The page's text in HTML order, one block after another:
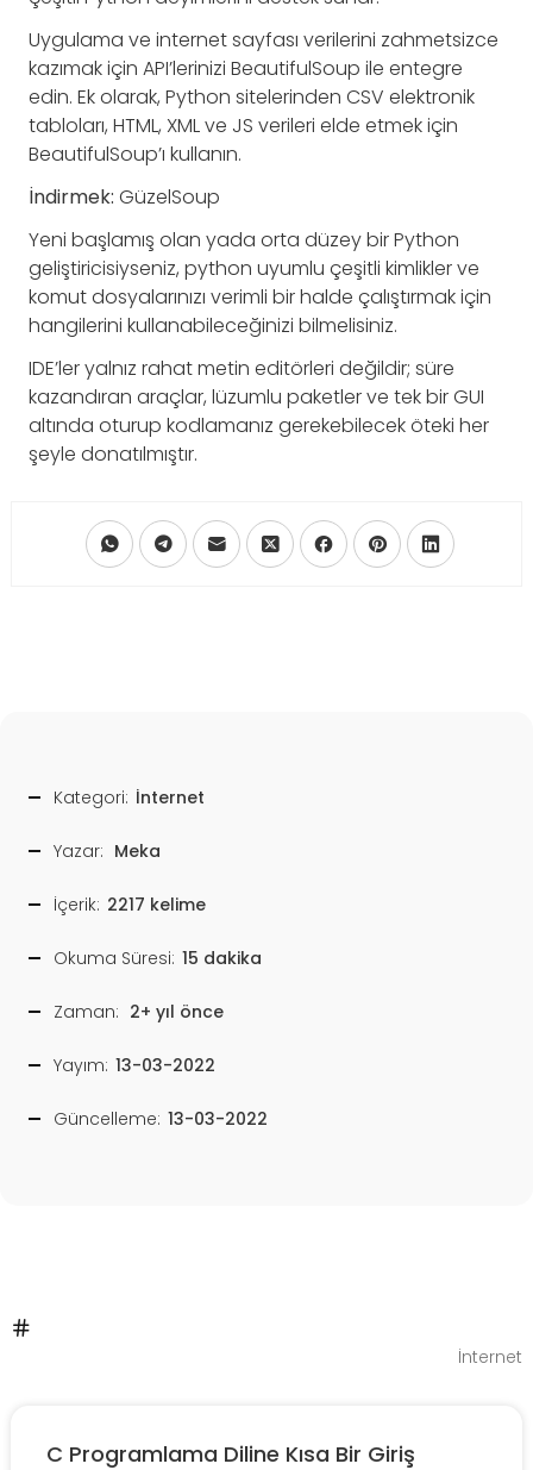
Uygulama ve internet sayfası verilerini zahmetsizce
kazımak için API’lerinizi BeautifulSoup ile entegre
edin. Ek olarak, Python sitelerinden CSV elektronik
tabloları, HTML, XML ve JS verileri elde etmek için
BeautifulSoup’ı kullanın.
İndirmek: GüzelSoup
Yeni başlamış olan yada orta düzey bir Python
geliştiricisiyseniz, python uyumlu çeşitli kimlikler ve
komut dosyalarınızı verimli bir halde çalıştırmak için
hangilerini kullanabileceğinizi bilmelisiniz.
IDE’ler yalnız rahat metin editörleri değildir; süre
kazandıran araçlar, lüzumlu paketler ve tek bir GUI
altında oturup kodlamanız gerekebilecek öteki her
şeyle donatılmıştır.
Kategori: İnternet
Yazar: Meka
İçerik: 2217 kelime
Okuma Süresi: 15 dakika
Zaman: 2+ yıl önce
Yayım: 13-03-2022
Güncelleme: 13-03-2022
İnternet
C Programlama Diline Kısa Bir Giriş